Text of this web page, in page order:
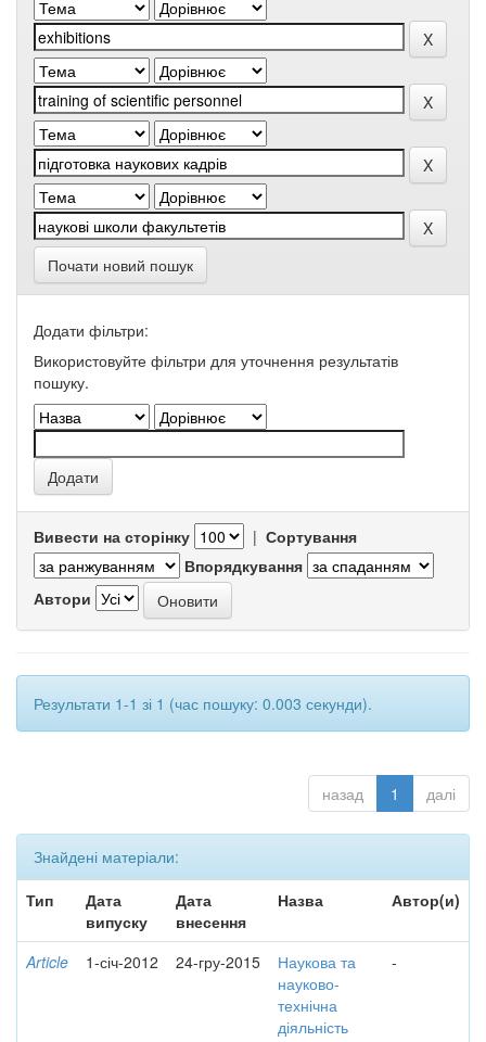
Почати новий пошук
Додати фільтри:
Використовуйте фільтри для уточнення результатів
пошуку.
Вивести на сторінку | Сортування
Впорядкування
Автори
Результати 1-1 зі 1 (час пошуку: 0.003 секунди).
назад 1 далі
Знайдені матеріали:
Тип
Дата
випуску
Дата
внесення
Назва Автор(и)
Article 1-січ-2012 24-гру-2015
Наукова та
науково-
технічна
діяльність
-